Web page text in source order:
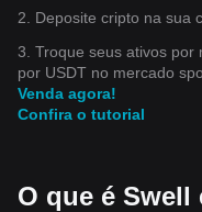
2. Deposite cripto na sua
3. Troque seus ativos por
por USDT no mercado
Venda agora!
Confira o tutorial
O que é